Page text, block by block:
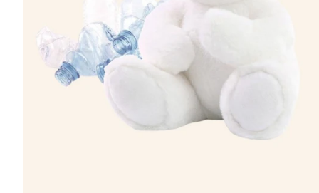
Éventail en bois naturel
23cm Marjane
à partir de1,9 €
Carnet A5 160 pages en
carton recyclé Lucien